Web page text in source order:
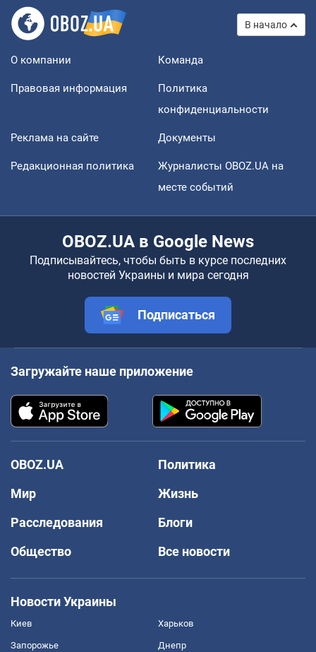
В начало
О компании Команда
Правовая информация
Политика
конфиденциальности
Реклама на сайте Документы
Редакционная политика
Журналисты OBOZ.UA на
месте событий
OBOZ.UA в Google News
Подписывайтесь, чтобы быть в курсе последних
новостей Украины и мира сегодня
Подписаться
Загружайте наше приложение
OBOZ.UA
Политика
Мир
Жизнь
Расследования
Блоги
Общество
Все новости
Новости Украины
Киев Харьков
Запорожье Днепр